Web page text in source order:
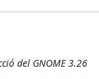
del GNOME 3.26